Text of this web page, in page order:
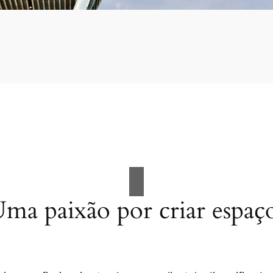
paixão por criar